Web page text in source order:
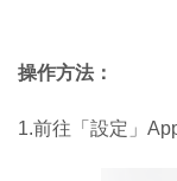
操作方法：
1.前往「設定」App